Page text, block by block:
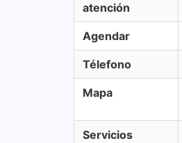
atención
Agendar
Télefono
Mapa
Servicios